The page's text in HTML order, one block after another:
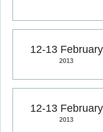
12-13 February
2013
12-13 February
2013